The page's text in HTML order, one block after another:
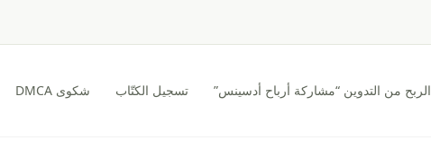
الربح من التدوين “مشاركة أرباح أدسينس” تسجيل الكتّاب شكوى DMCA